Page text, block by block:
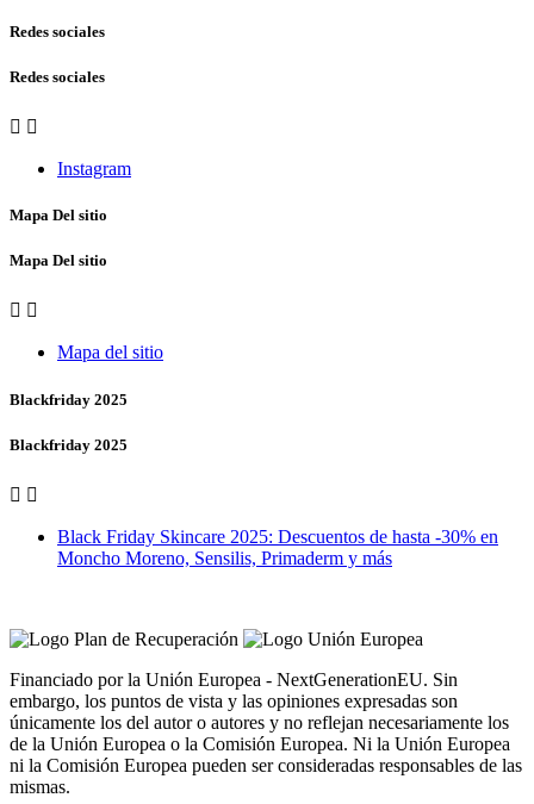
Redes sociales
Redes sociales
 
Instagram
Mapa Del sitio
Mapa Del sitio
 
Mapa del sitio
Blackfriday 2025
Blackfriday 2025
 
Black Friday Skincare 2025: Descuentos de hasta -30% en
Moncho Moreno, Sensilis, Primaderm y más
Financiado por la Unión Europea - NextGenerationEU. Sin
embargo, los puntos de vista y las opiniones expresadas son
únicamente los del autor o autores y no reflejan necesariamente los
de la Unión Europea o la Comisión Europea. Ni la Unión Europea
ni la Comisión Europea pueden ser consideradas responsables de las
mismas.